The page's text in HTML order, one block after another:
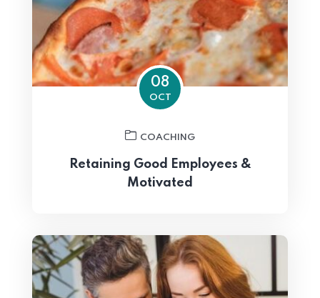
08
OCT
COACHING
Retaining Good Employees &
Motivated